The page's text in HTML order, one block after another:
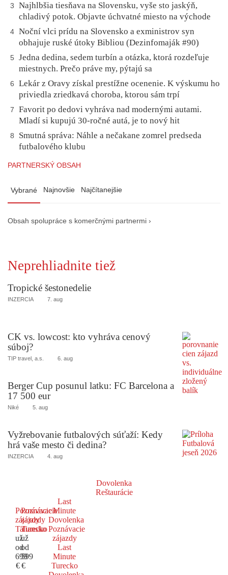
3
Najhlbšia tiesňava na Slovensku, vyše sto jaskýň,
chladivý potok. Objavte úchvatné miesto na východe
4 Noční vlci prídu na Slovensko a exministrov syn
obhajuje ruské útoky Bibliou (Dezinfomaják #90)
5
Jedna dedina, sedem turbín a otázka, ktorá rozdeľuje
miestnych. Prečo práve my, pýtajú sa
6
Lekár z Oravy získal prestížne ocenenie. K výskumu ho
priviedla zriedkavá choroba, ktorou sám trpí
7
Favorit po dedovi vyhráva nad modernými autami.
Mladí si kupujú 30-ročné autá, je to nový hit
8
Smutná správa: Náhle a nečakane zomrel predseda
futbalového klubu
PARTNERSKÝ OBSAH
Vybrané Najnovšie Najčítanejšie
Obsah spolupráce s komerčnými partnermi ›
Neprehliadnite tiež
Tropické šestonedelie
INZERCIA 7. aug
CK vs. lowcost: kto vyhráva cenový
súboj?
TIP travel, a.s. 6. aug
Berger Cup posunul latku: FC Barcelona a
17 500 eur
Niké 5. aug
Vyžrebovanie futbalových súťaží: Kedy
hrá vaše mesto či dedina?
INZERCIA 4. aug
Dovolenka
Reštaurácie
Poznávacie
zájazdy
Taliansko
už
od
699
€
Poznávacie
zájazdy
Turecko
už
od
599
€
Last
Minute
Dovolenka
Poznávacie
zájazdy
Last
Minute
Turecko